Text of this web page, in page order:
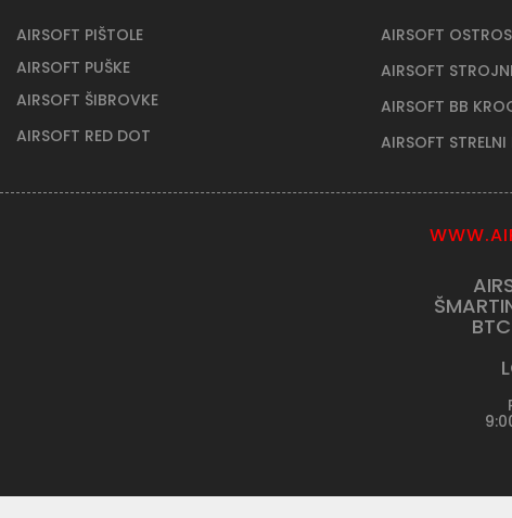
AIRSOFT PIŠTOLE
AIRSOFT PUŠKE
AIRSOFT ŠIBROVKE
AIRSOFT RED DOT
AIRSOFT
AIRSOFT
AIRSOFT BB
AIRSOFT